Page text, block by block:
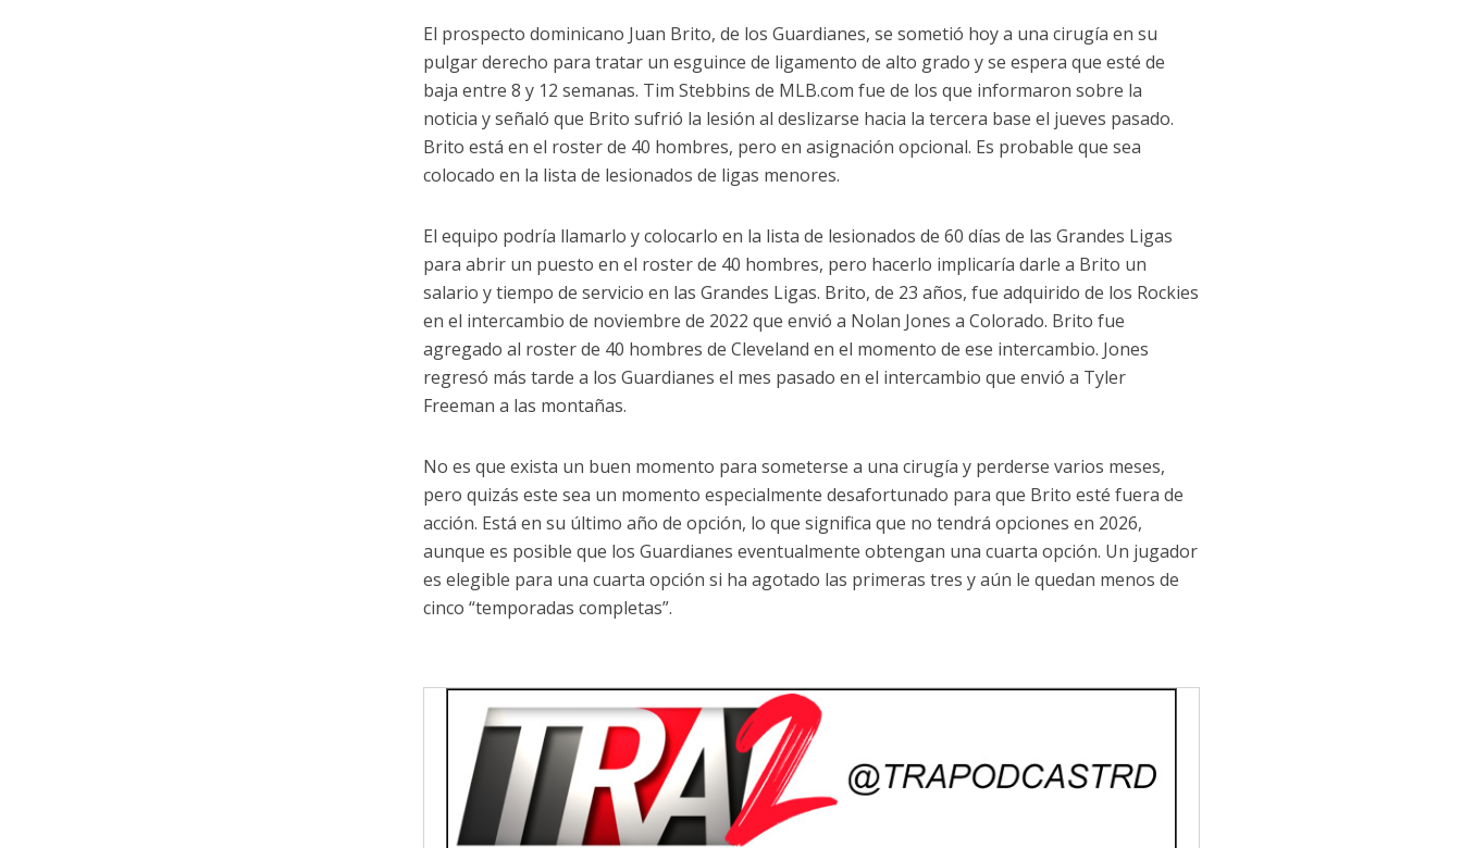
El prospecto dominicano Juan Brito, de los Guardianes, se sometió hoy a una cirugía en su
pulgar derecho para tratar un esguince de ligamento de alto grado y se espera que esté de
baja entre 8 y 12 semanas. Tim Stebbins de MLB.com fue de los que informaron sobre la
noticia y señaló que Brito sufrió la lesión al deslizarse hacia la tercera base el jueves pasado.
Brito está en el roster de 40 hombres, pero en asignación opcional. Es probable que sea
colocado en la lista de lesionados de ligas menores.
El equipo podría llamarlo y colocarlo en la lista de lesionados de 60 días de las Grandes Ligas
para abrir un puesto en el roster de 40 hombres, pero hacerlo implicaría darle a Brito un
salario y tiempo de servicio en las Grandes Ligas. Brito, de 23 años, fue adquirido de los Rockies
en el intercambio de noviembre de 2022 que envió a Nolan Jones a Colorado. Brito fue
agregado al roster de 40 hombres de Cleveland en el momento de ese intercambio. Jones
regresó más tarde a los Guardianes el mes pasado en el intercambio que envió a Tyler
Freeman a las montañas.
No es que exista un buen momento para someterse a una cirugía y perderse varios meses,
pero quizás este sea un momento especialmente desafortunado para que Brito esté fuera de
acción. Está en su último año de opción, lo que significa que no tendrá opciones en 2026,
aunque es posible que los Guardianes eventualmente obtengan una cuarta opción. Un jugador
es elegible para una cuarta opción si ha agotado las primeras tres y aún le quedan menos de
cinco “temporadas completas”.